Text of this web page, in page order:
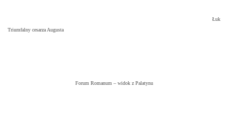
Łuk
Triumfalny cesarza Augusta
Forum Romanum – widok z Palatynu